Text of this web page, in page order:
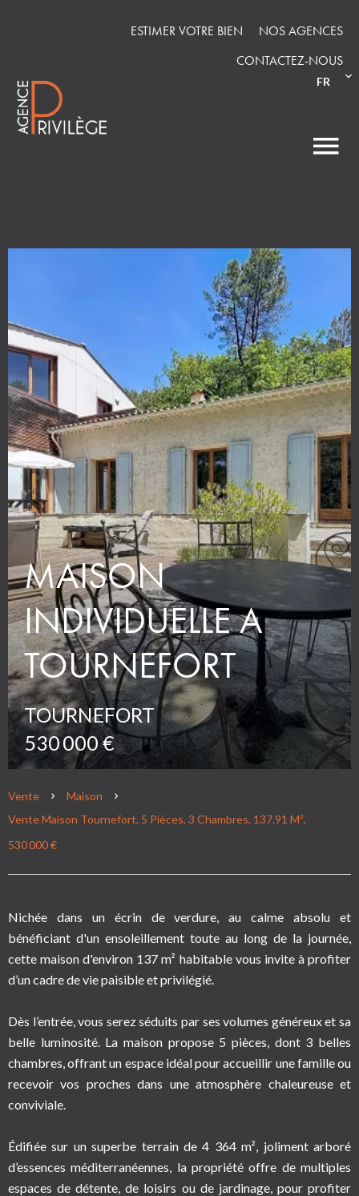
ESTIMER VOTRE BIEN
NOS AGENCES
CONTACTEZ-NOUS
FR
MAISON
INDIVIDUELLE A
TOURNEFORT
TOURNEFORT
530 000 €
Vente
Maison
Vente Maison Tournefort, 5 Pièces, 3 Chambres, 137.91 M²,
530 000 €
Nichée dans un écrin de verdure, au calme absolu et
bénéficiant d'un ensoleillement toute au long de la journée,
cette maison d'environ 137 m² habitable vous invite à profiter
d’un cadre de vie paisible et privilégié.
Dès l’entrée, vous serez séduits par ses volumes généreux et sa
belle luminosité. La maison propose 5 pièces, dont 3 belles
chambres, offrant un espace idéal pour accueillir une famille ou
recevoir vos proches dans une atmosphère chaleureuse et
conviviale.
Édifiée sur un superbe terrain de 4 364 m², joliment arboré
d’essences méditerranéennes, la propriété offre de multiples
espaces de détente, de loisirs ou de jardinage, pour profiter